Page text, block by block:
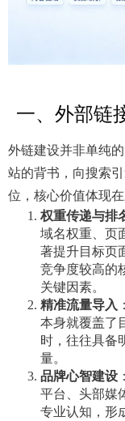
一、外部链
外链建设并非单纯
站的背书，向搜索
位，核心价值体现在
权重传递与排
域名权重、页
著提升目标页
竞争度较高的
关键因素。
精准流量导入
本身就覆盖了
时，往往具备
量。
品牌心智建设
平台、头部媒
专业认知，形